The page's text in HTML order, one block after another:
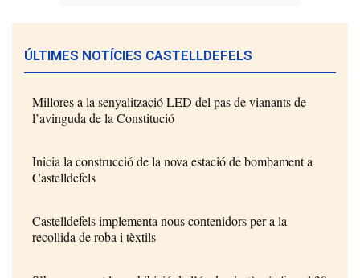
ÚLTIMES NOTÍCIES CASTELLDEFELS
Millores a la senyalització LED del pas de vianants de
l’avinguda de la Constitució
Inicia la construcció de la nova estació de bombament a
Castelldefels
Castelldefels implementa nous contenidors per a la
recollida de roba i tèxtils